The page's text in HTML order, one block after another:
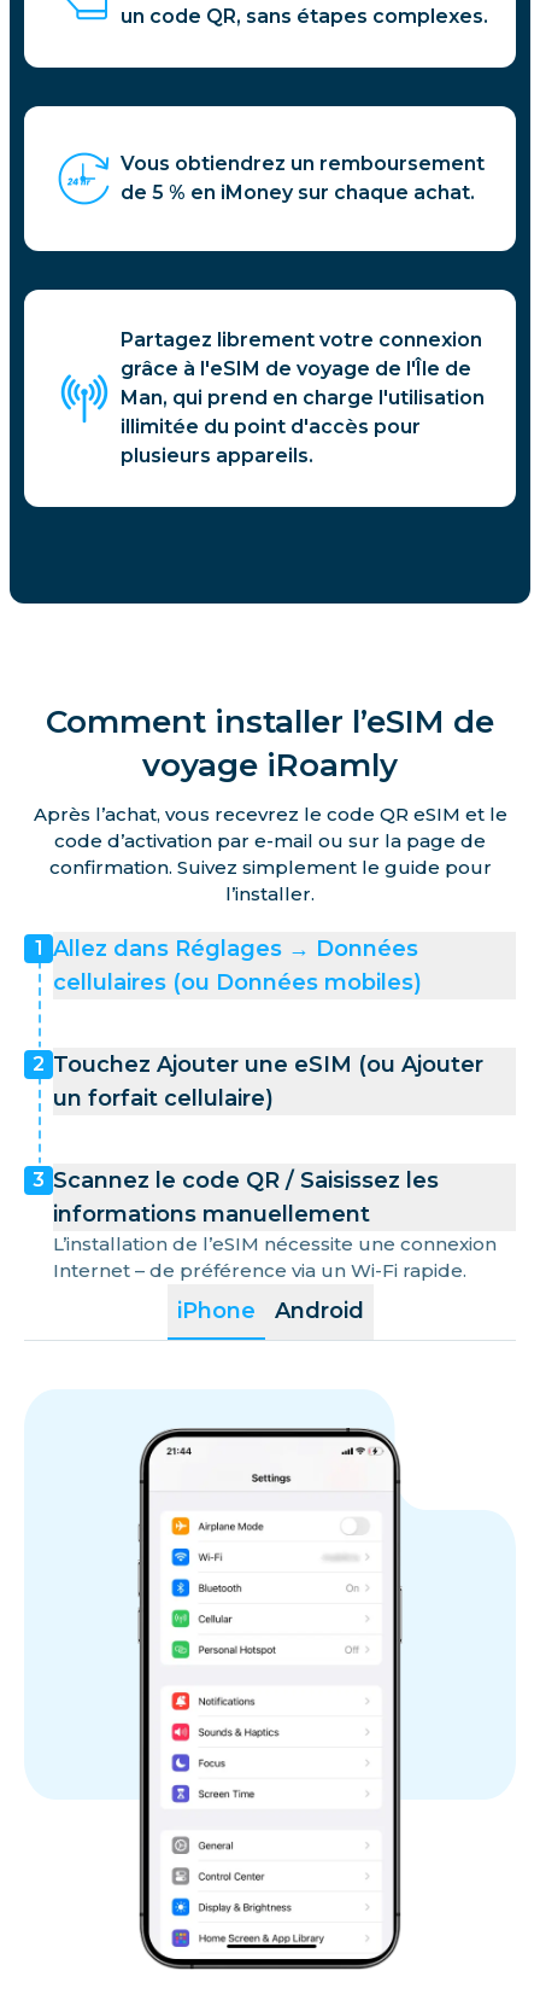
un code QR, sans étapes complexes.
Vous obtiendrez un remboursement
de 5 % en iMoney sur chaque achat.
Partagez librement votre connexion
grâce à l'eSIM de voyage de l'Île de
Man, qui prend en charge l'utilisation
illimitée du point d'accès pour
plusieurs appareils.
Comment installer l’eSIM de
voyage iRoamly
Après l’achat, vous recevrez le code QR eSIM et le
code d’activation par e-mail ou sur la page de
confirmation. Suivez simplement le guide pour
l’installer.
iPhone Android
1 Allez dans Réglages → Données
cellulaires (ou Données mobiles)
2 Touchez Ajouter une eSIM (ou Ajouter
un forfait cellulaire)
3 Scannez le code QR / Saisissez les
informations manuellement
L’installation de l’eSIM nécessite une connexion
Internet – de préférence via un Wi-Fi rapide.